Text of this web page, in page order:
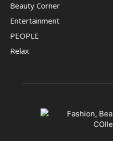
Beauty Corner
Entertainment
PEOPLE
Relax